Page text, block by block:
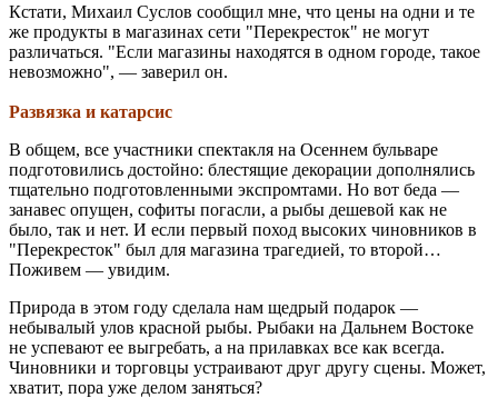
Кстати, Михаил Суслов сообщил мне, что цены на одни и те
же продукты в магазинах сети "Перекресток" не могут
различаться. "Если магазины находятся в одном городе, такое
невозможно", — заверил он.
Развязка и катарсис
В общем, все участники спектакля на Осеннем бульваре
подготовились достойно: блестящие декорации дополнялись
тщательно подготовленными экспромтами. Но вот беда —
занавес опущен, софиты погасли, а рыбы дешевой как не
было, так и нет. И если первый поход высоких чиновников в
"Перекресток" был для магазина трагедией, то второй…
Поживем — увидим.
Природа в этом году сделала нам щедрый подарок —
небывалый улов красной рыбы. Рыбаки на Дальнем Востоке
не успевают ее выгребать, а на прилавках все как всегда.
Чиновники и торговцы устраивают друг другу сцены. Может,
хватит, пора уже делом заняться?